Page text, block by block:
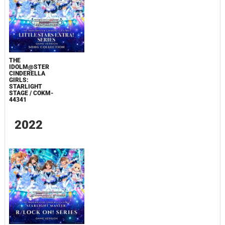
THE
IDOLM@STER
CINDERELLA
GIRLS:
STARLIGHT
STAGE / COKM-
44341
2022